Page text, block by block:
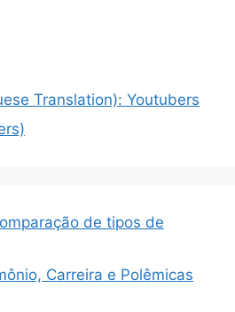
Translation): Youtubers
de tipos de
Carreira e Polêmicas